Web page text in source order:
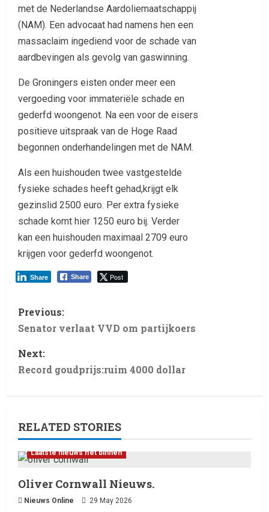
met de Nederlandse Aardoliemaatschappij
(NAM). Een advocaat had namens hen een
massaclaim ingediend voor de schade van
aardbevingen als gevolg van gaswinning.
De Groningers eisten onder meer een
vergoeding voor immateriële schade en
gederfd woongenot. Na een voor de eisers
positieve uitspraak van de Hoge Raad
begonnen onderhandelingen met de NAM.
Als een huishouden twee vastgestelde
fysieke schades heeft gehad,krijgt elk
gezinslid 2500 euro. Per extra fysieke
schade komt hier 1250 euro bij. Verder
kan een huishouden maximaal 2709 euro
krijgen voor gederfd woongenot.
Share Post
Share
Previous:
Senator verlaat VVD om partijkoers
Next:
Record goudprijs:ruim 4000 dollar
RELATED STORIES
Laatste nieuws net binnen
Oliver Cornwall Nieuws.
Nieuws Online 29 May 2026